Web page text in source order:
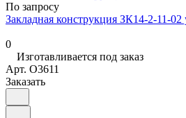
По запросу
Закладная конструкция ЗК14-2-11-02
0
Изготавливается под заказ
Арт. O3611
Заказать